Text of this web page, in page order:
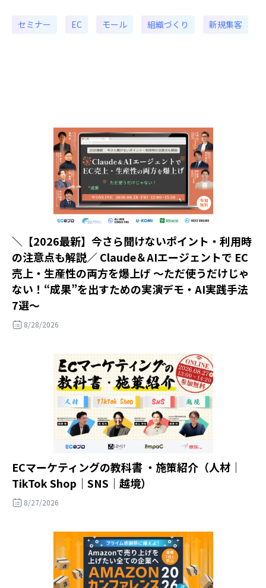
セミナー EC モール 組織づくり 新規集客
＼【2026最新】今さら聞けないポイント・利用時
の注意点も解説／ Claude＆AIエージェントで EC
売上・生産性の両方を爆上げ ～ただ使うだけじゃ
ない！“成果”を出すための実演デモ・AI実践手法
7選～
8/28/2026
ECマーケティングの教科書 ・施策紹介（人材｜
TikTok Shop｜SNS｜越境）
8/27/2026